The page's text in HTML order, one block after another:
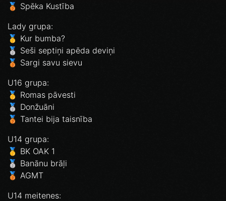
🥉 Spēka Kustība
Lady grupa:
🥇 Kur bumba?
🥈 Seši septiņi apēda deviņi
🥉 Sargi savu sievu
U16 grupa:
🥇 Romas pāvesti
🥈 Donžuāni
🥉 Tantei bija taisnība
U14 grupa:
🥇 BK OAK 1
🥈 Banānu brāļi
🥉 AGMT
U14 meitenes: